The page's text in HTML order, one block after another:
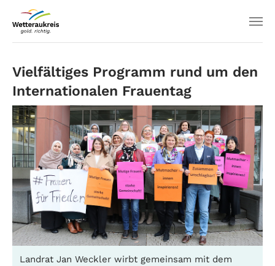
Vielfältiges Programm rund um den
Internationalen Frauentag
Landrat Jan Weckler wirbt gemeinsam mit dem